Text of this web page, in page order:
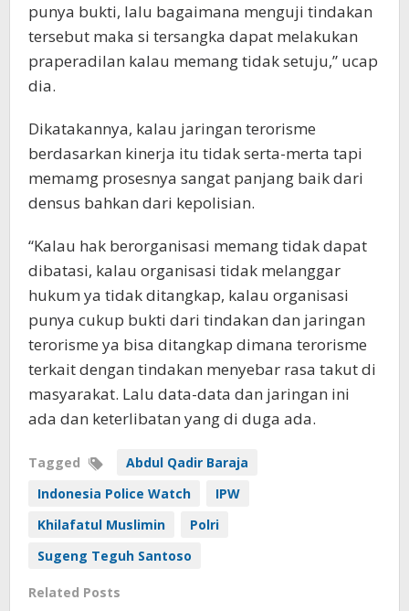
punya bukti, lalu bagaimana menguji tindakan
tersebut maka si tersangka dapat melakukan
praperadilan kalau memang tidak setuju,” ucap
dia.
Dikatakannya, kalau jaringan terorisme
berdasarkan kinerja itu tidak serta-merta tapi
memamg prosesnya sangat panjang baik dari
densus bahkan dari kepolisian.
“Kalau hak berorganisasi memang tidak dapat
dibatasi, kalau organisasi tidak melanggar
hukum ya tidak ditangkap, kalau organisasi
punya cukup bukti dari tindakan dan jaringan
terorisme ya bisa ditangkap dimana terorisme
terkait dengan tindakan menyebar rasa takut di
masyarakat. Lalu data-data dan jaringan ini
ada dan keterlibatan yang di duga ada.
Tagged
Abdul Qadir Baraja
Indonesia Police Watch
IPW
Khilafatul Muslimin
Polri
Sugeng Teguh Santoso
Related Posts